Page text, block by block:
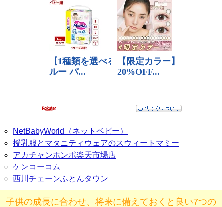
NetBabyWorld（ネットベビー）
授乳服とマタニティウェアのスウィートマミー
アカチャンホンポ楽天市場店
ケンコーコム
西川チェーンふとんタウン
子供の成長に合わせ、将来に備えておくと良い7つの